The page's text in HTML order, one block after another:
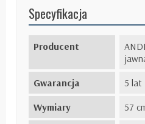
Specyfikacja
Producent
Gwarancja
5 lat
Wymiary
57